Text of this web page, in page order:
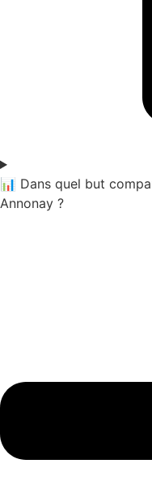
📊 Dans quel but
Annonay ?